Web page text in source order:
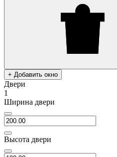
+ Добавить окно
Двери
1
Ширина двери
Высота двери